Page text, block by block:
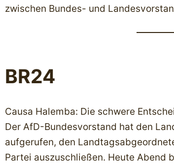
zwischen Bundes- und
BR24
Causa Halemba: Die schwere
Der AfD-Bundesvorstand hat den
aufgerufen, den
Partei auszuschließen. Heute Abend